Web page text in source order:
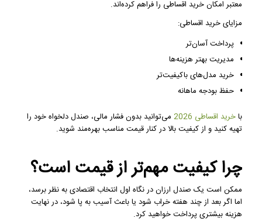
معتبر امکان خرید اقساطی را فراهم کرده‌اند.
مزایای خرید اقساطی:
پرداخت آسان‌تر
مدیریت بهتر هزینه‌ها
خرید مدل‌های باکیفیت‌تر
حفظ بودجه ماهانه
باخرید اقساطی 2026
می‌توانید بدون فشار مالی، صندل دلخواه خود را
تهیه کنید و از کیفیت بالا در کنار قیمت مناسب بهره‌مند شوید.
چرا کیفیت مهم‌تر از قیمت است؟
ممکن است یک صندل ارزان در نگاه اول انتخاب اقتصادی به نظر برسد،
اما اگر بعد از چند هفته خراب شود یا باعث آسیب به پا شود، در نهایت
هزینه بیشتری پرداخت خواهید کرد.